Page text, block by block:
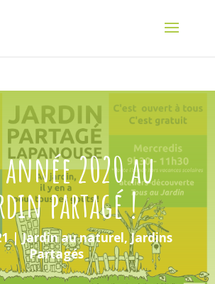
2020 au
partagé !
|Jardin au naturel,Jardins
Partagés